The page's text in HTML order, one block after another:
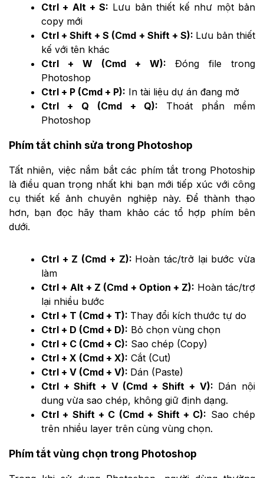
Ctrl + Alt + S: Lưu bản thiết kế như một bản
copy mới
Ctrl + Shift + S (Cmd + Shift + S): Lưu bản thiết
kế với tên khác
Ctrl + W (Cmd + W): Đóng file trong
Photoshop
Ctrl + P (Cmd + P): In tài liệu dự án đang mở
Ctrl + Q (Cmd + Q): Thoát phần mềm
Photoshop
Phím tắt chỉnh sửa trong Photoshop
Tất nhiên, việc nắm bắt các phím tắt trong Photoship
là điều quan trọng nhất khi bạn mới tiếp xúc với công
cụ thiết kế ảnh chuyên nghiệp này. Để thành thạo
hơn, bạn đọc hãy tham khảo các tổ hợp phím bên
dưới.
Ctrl + Z (Cmd + Z): Hoàn tác/trở lại bước vừa
làm
Ctrl + Alt + Z (Cmd + Option + Z): Hoàn tác/trợ
lại nhiều bước
Ctrl + T (Cmd + T): Thay đổi kích thước tự do
Ctrl + D (Cmd + D): Bỏ chọn vùng chọn
Ctrl + C (Cmd + C): Sao chép (Copy)
Ctrl + X (Cmd + X): Cắt (Cut)
Ctrl + V (Cmd + V): Dán (Paste)
Ctrl + Shift + V (Cmd + Shift + V): Dán nội
dung vừa sao chép, không giữ định dạng.
Ctrl + Shift + C (Cmd + Shift + C): Sao chép
trên nhiều layer trên cùng vùng chọn.
Phím tắt vùng chọn trong Photoshop